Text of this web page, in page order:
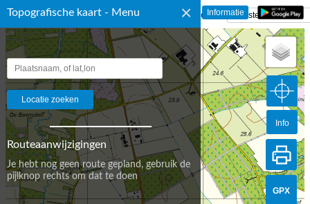
Topografische kaart - Menu ×
Routeaanwijzigingen
Je hebt nog geen route gepland, gebruik de
pijlknop rechts om dat te doen
☰ Topografische Kaart Nederland
GPX
Info